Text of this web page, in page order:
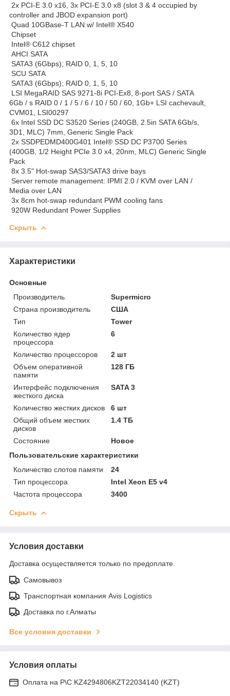
2x PCI-E 3.0 x16, 3x PCI-E 3.0 x8 (slot 3 & 4 occupied by
controller and JBOD expansion port)
Quad 10GBase-T LAN w/ Intel® X540
Chipset
Intel® C612 chipset
AHCI SATA
SATA3 (6Gbps); RAID 0, 1, 5, 10
SCU SATA
SATA3 (6Gbps); RAID 0, 1, 5, 10
LSI MegaRAID SAS 9271-8i PCI-Ex8, 8-port SAS / SATA
6Gb / s RAID 0 / 1 / 5 / 6 / 10 / 50 / 60, 1Gb+ LSI cachevault,
CVM01, LSI00297
6x Intel SSD DC S3520 Series (240GB, 2.5in SATA 6Gb/s,
3D1, MLC) 7mm, Generic Single Pack
2x SSDPEDMD400G401 Intel® SSD DC P3700 Series
(400GB, 1/2 Height PCIe 3.0 x4, 20nm, MLC) Generic Single
Pack
8x 3.5" Hot-swap SAS3/SATA3 drive bays
Server remote management: IPMI 2.0 / KVM over LAN /
Media over LAN
3x 8cm hot-swap redundant PWM cooling fans
920W Redundant Power Supplies
Скрыть
Характеристики
Основные
Производитель
Supermicro
Страна производитель
США
Тип
Tower
Количество ядер
процессора
6
Количество процессоров
2 шт
Объем оперативной
памяти
128 ГБ
Интерфейс подключения
жесткого диска
SATA 3
Количество жестких дисков
6 шт
Общий объем жестких
дисков
1.4 ТБ
Состояние
Новое
Пользовательские характеристики
Количество слотов памяти
24
Тип процессора
Intel Xeon E5 v4
Частота процессора
3400
Скрыть
Условия доставки
Доставка осуществляется только по предоплате.
Самовывоз
Транспортная компания Avis Logistics
Доставка по г.Алматы
Все условия доставки
Условия оплаты
Оплата на Р\С KZ4294806KZT22034140 (KZT)